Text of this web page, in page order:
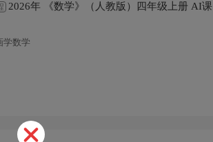
2026年 《数学》（人教版）四年级上册 AI课
学数学